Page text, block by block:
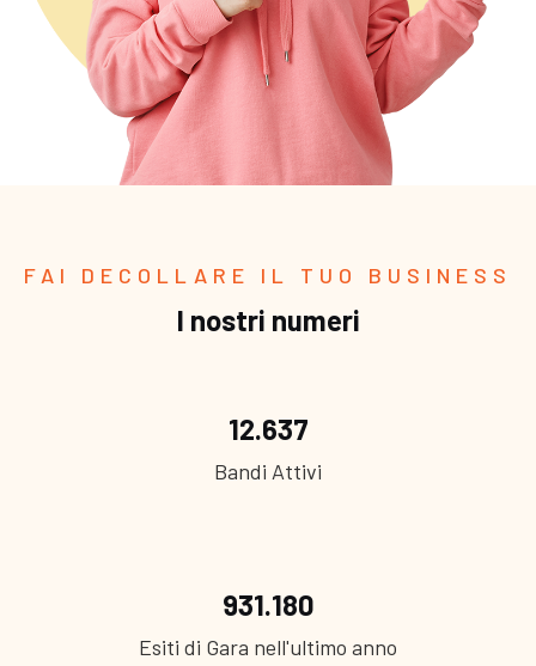
FAI DECOLLARE IL TUO BUSINESS
I nostri numeri
12.637
Bandi Attivi
931.180
Esiti di Gara nell'ultimo anno